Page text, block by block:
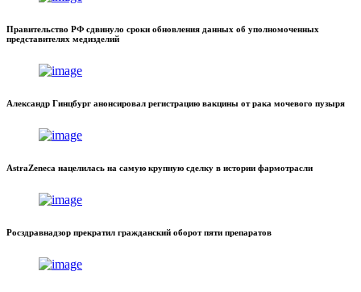
Правительство РФ сдвинуло сроки обновления данных об уполномоченных
представителях медизделий
Александр Гинцбург анонсировал регистрацию вакцины от рака мочевого пузыря
AstraZeneca нацелилась на самую крупную сделку в истории фармотрасли
Росздравнадзор прекратил гражданский оборот пяти препаратов